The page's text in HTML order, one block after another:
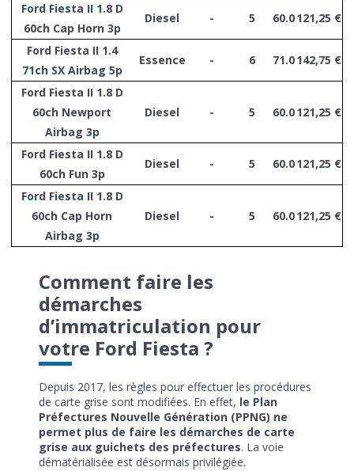
Ford Fiesta II 1.8 D
60ch Cap Horn 3p
Diesel - 5 60.0121,25 €
Ford Fiesta II 1.4
71ch SX Airbag 5p
Essence - 6 71.0142,75 €
Ford Fiesta II 1.8 D
60ch Newport
Airbag 3p
Diesel - 5 60.0121,25 €
Ford Fiesta II 1.8 D
60ch Fun 3p
Diesel - 5 60.0121,25 €
Ford Fiesta II 1.8 D
60ch Cap Horn
Airbag 3p
Diesel - 5 60.0121,25 €
Comment faire les
démarches
d’immatriculation pour
votre Ford Fiesta ?
Depuis 2017, les règles pour effectuer les procédures
de carte grise sont modifiées. En effet, le Plan
Préfectures Nouvelle Génération (PPNG) ne
permet plus de faire les démarches de carte
grise aux guichets des préfectures. La voie
dématérialisée est désormais privilégiée.